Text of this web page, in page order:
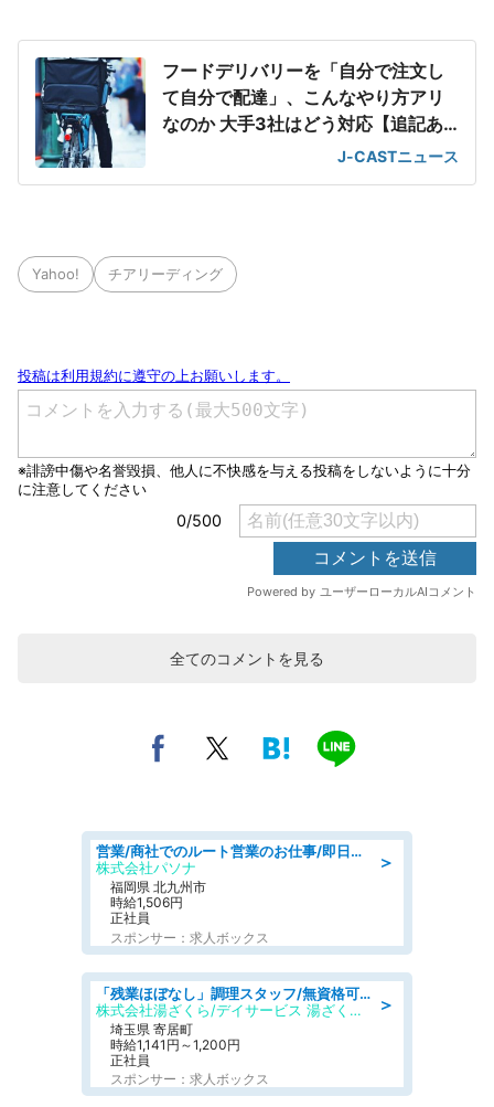
フードデリバリーを「自分で注文し
て自分で配達」、こんなやり方アリ
なのか 大手3社はどう対応【追記あ
J-CASTニュース
Yahoo! チアリーディング
全てのコメントを見る
＞
営業/商社でのルート営業のお仕事/即日勤務可/車通勤可/営業
株式会社パソナ
福岡県 北九州市
時給1,506円
正社員
スポンサー：求人ボックス
＞
「残業ほぼなし」調理スタッフ/無資格可/正職員/日勤のみ/デイサービス/社会保障完備
株式会社湯ざくら/デイサービス 湯ざくらケアリゾート
埼玉県 寄居町
時給1,141円～1,200円
正社員
スポンサー：求人ボックス